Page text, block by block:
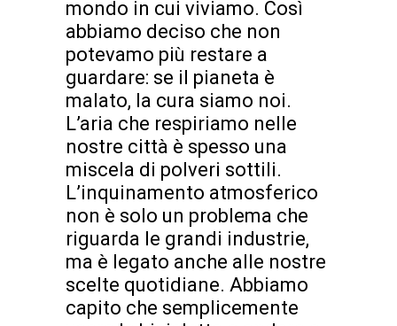
mondo in cui viviamo. Così
abbiamo deciso che non
potevamo più restare a
guardare: se il pianeta è
malato, la cura siamo noi.
L’aria che respiriamo nelle
nostre città è spesso una
miscela di polveri sottili.
L’inquinamento atmosferico
non è solo un problema che
riguarda le grandi industrie,
ma è legato anche alle nostre
scelte quotidiane. Abbiamo
capito che semplicemente